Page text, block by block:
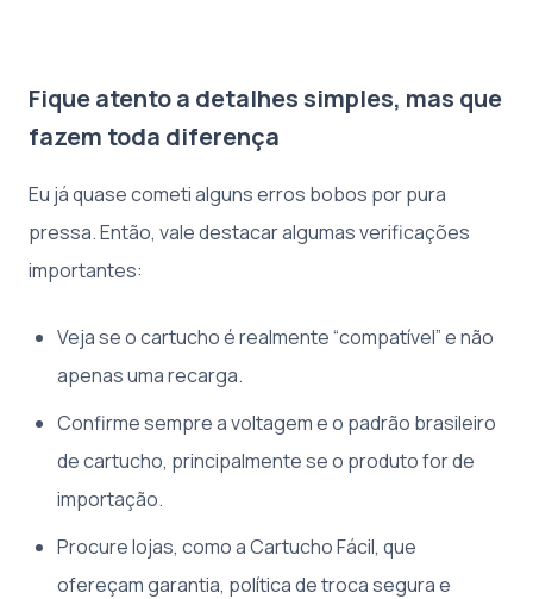
Fique atento a detalhes simples, mas que
fazem toda diferença
Eu já quase cometi alguns erros bobos por pura
pressa. Então, vale destacar algumas verificações
importantes:
Veja se o cartucho é realmente “compatível” e não
apenas uma recarga.
Confirme sempre a voltagem e o padrão brasileiro
de cartucho, principalmente se o produto for de
importação.
Procure lojas, como a Cartucho Fácil, que
ofereçam garantia, política de troca segura e